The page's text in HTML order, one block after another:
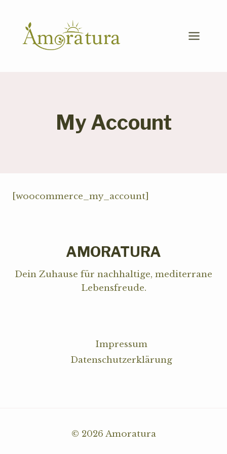
springen
My Account
[woocommerce_my_account]
AMORATURA
Dein Zuhause für nachhaltige, mediterrane
Lebensfreude.
Impressum
Datenschutzerklärung
© 2026 Amoratura